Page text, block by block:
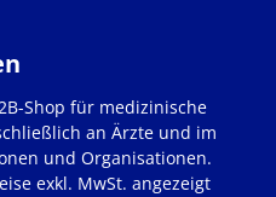
Shop für medizinische
an Ärzte und im
und Organisationen.
exkl. MwSt. angezeigt